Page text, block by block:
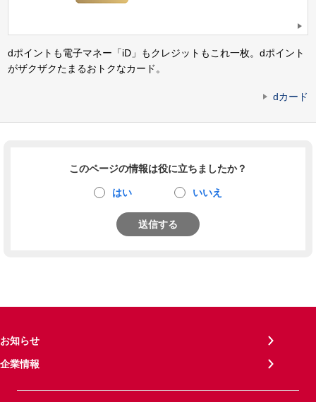
dポイントも電子マネー「iD」もクレジットもこれ一枚。dポイント
がザクザクたまるおトクなカード。
dカード
このページの情報は役に立ちましたか？
はい いいえ
送信する
お知らせ
企業情報